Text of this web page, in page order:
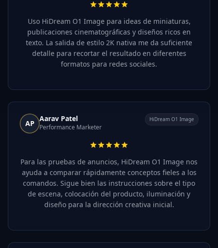
Uso HiDream O1 Image para ideas de miniaturas,
publicaciones cinematográficas y diseños ricos en
texto. La salida de estilo 2K nativa me da suficiente
detalle para recortar el resultado en diferentes
formatos para redes sociales.
AP
Aarav Patel
Performance Marketer
HiDream O1 Image
Para las pruebas de anuncios, HiDream O1 Image nos
ayuda a comparar rápidamente conceptos fieles a los
comandos. Sigue bien las instrucciones sobre el tipo
de escena, colocación del producto, iluminación y
diseño para la dirección creativa inicial.